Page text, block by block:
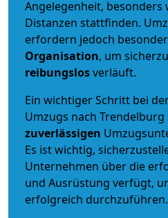
Angelegenheit, besonders
Distanzen stattfinden.
erfordern jedoch
Organisation, um
reibungslosverläuft.
Ein wichtiger Schritt bei
Umzugs nach
zuverlässigen
Es ist wichtig,
Unternehmen über die
und Ausrüstung verfügt,
erfolgreich durchzuführen.